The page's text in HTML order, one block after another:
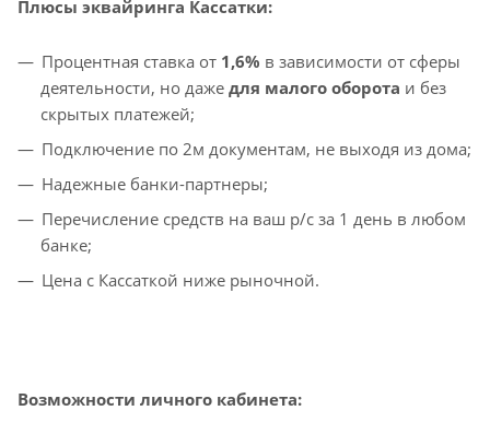
Плюсы эквайринга Кассатки:
Процентная ставка от 1,6% в зависимости от сферы
деятельности, но даже для малого оборота и без
скрытых платежей;
Подключение по 2м документам, не выходя из дома;
Надежные банки-партнеры;
Перечисление средств на ваш р/с за 1 день в любом
банке;
Цена с Кассаткой ниже рыночной.
Возможности личного кабинета: